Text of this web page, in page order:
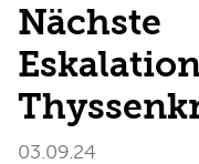
Nächste
03.09.24